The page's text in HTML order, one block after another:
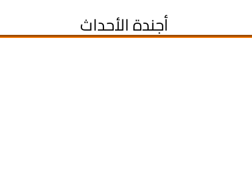
أجندة الأحداث